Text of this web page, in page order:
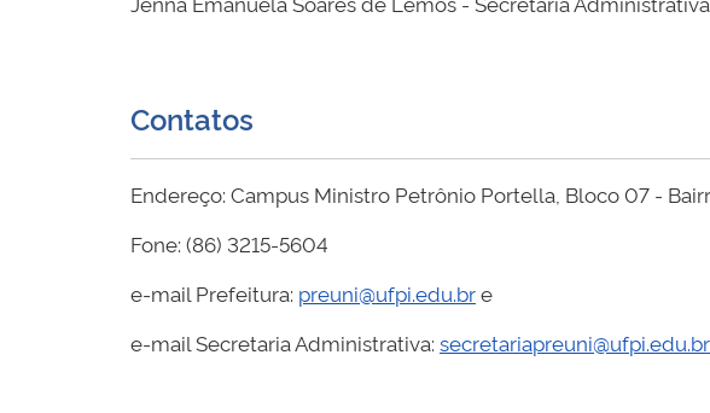
Contatos
Endereço: Campus Ministro Petrônio Portella, Bloco 07 -
Fone: (86) 3215-5604
e-mail Prefeitura: preuni@ufpi.edu.bre
e-mail Secretaria Administrativa: secretariapreuni@ufpi.edu.br